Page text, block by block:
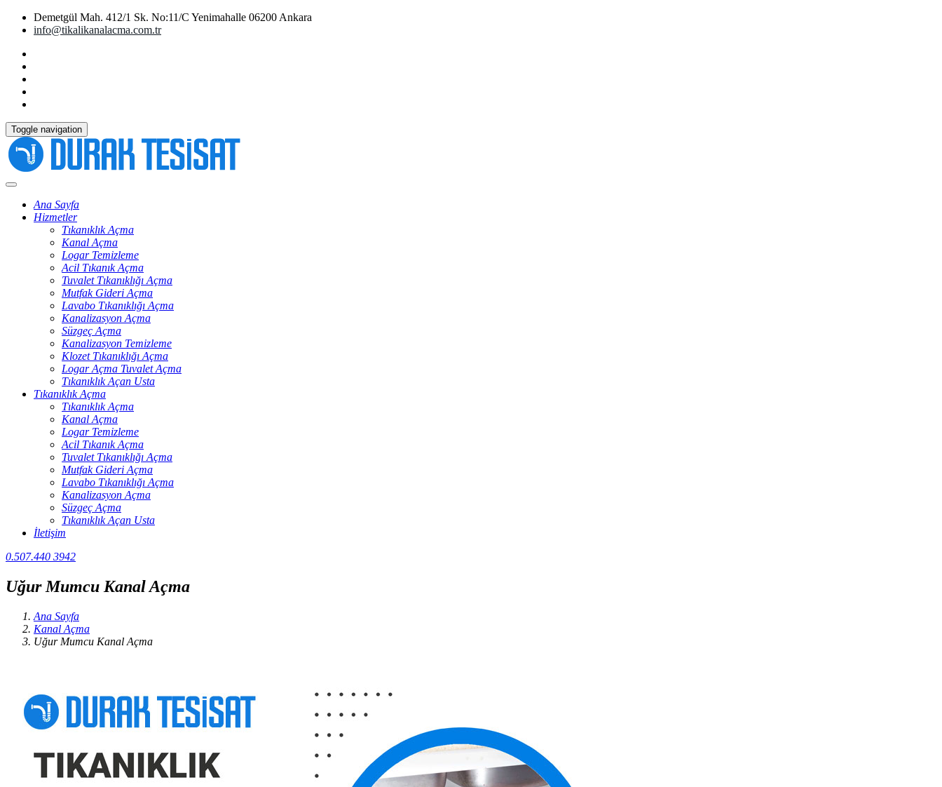
Demetgül Mah. 412/1 Sk. No:11/C Yenimahalle 06200 Ankara
info@tikalikanalacma.com.tr
Toggle navigation
Ana Sayfa
Hizmetler
Tıkanıklık Açma
Kanal Açma
Logar Temizleme
Acil Tıkanık Açma
Tuvalet Tıkanıklığı Açma
Mutfak Gideri Açma
Lavabo Tıkanıklığı Açma
Kanalizasyon Açma
Süzgeç Açma
Kanalizasyon Temizleme
Klozet Tıkanıklığı Açma
Logar Açma Tuvalet Açma
Tıkanıklık Açan Usta
Tıkanıklık Açma
Tıkanıklık Açma
Kanal Açma
Logar Temizleme
Acil Tıkanık Açma
Tuvalet Tıkanıklığı Açma
Mutfak Gideri Açma
Lavabo Tıkanıklığı Açma
Kanalizasyon Açma
Süzgeç Açma
Tıkanıklık Açan Usta
İletişim
0.507.440 3942
Uğur Mumcu Kanal Açma
Ana Sayfa
Kanal Açma
Uğur Mumcu Kanal Açma